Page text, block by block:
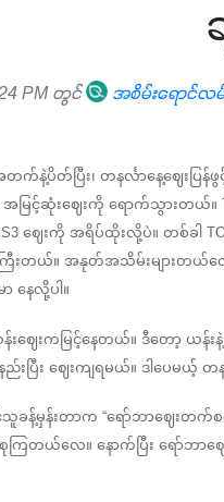
PM တွင် အစိမ်းရောင်လမ်
တက်နဲ့ပိတ်ပြီး၊ တနင်္လာနေ့ဈေး
မြင့်ဆုံးဈေးကို ရောက်သွားတယ်
ဈေးကို အရိပ်ထိုးလို့ပဲ။ တစ်ခါ
းတယ်။ အနုတ်အသိမ်းများတယ်
နေလို့ပါ။
းဈေးကမြင့်နေတယ်။ ဒီတော့ ယန်
ပြီး ဈေးကျရမယ်။ ဒါပေမယ့်
န့်မှန်းတာက “ရော်ဘာဈေးတက်
တယ်လေ။ နောက်ပြီး ရော်ဘာဈ